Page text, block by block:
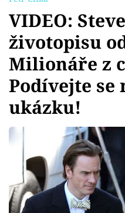
Témata
Showbyznys
Youtubeři
Virály
Sex a vztahy
Videa
VIDEO:
životopisu
Milionáře z
Podívejte se
ukázku!